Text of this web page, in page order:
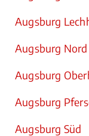
Augsburg
Augsburg Nord
Augsburg
Augsburg
Augsburg Süd